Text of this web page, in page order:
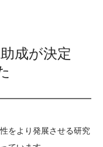
要
ジタルブック
団40年史
型研究助成
介
針
成が決定
をより発展させる研究